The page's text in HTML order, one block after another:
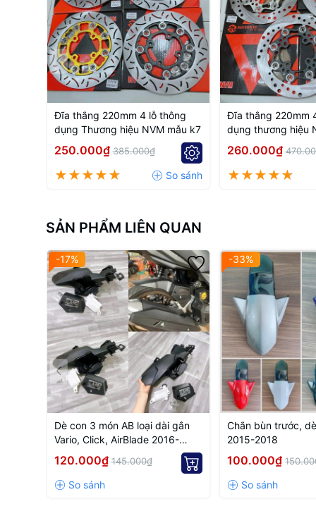
Đĩa thắng 220mm 4 lỗ thông
dụng Thương hiệu NVM mẫu k7
250.000₫ 385.000₫
Đĩa thắng 220mm
dụng thương hiệu
260.000₫
SẢN PHẨM LIÊN QUAN
-17%
Dè con 3 món AB loại dài gắn
Vario, Click, AirBlade 2016-
2020
120.000₫ 145.000₫
-33%
Chắn bùn trước,
2015-2018
100.000₫